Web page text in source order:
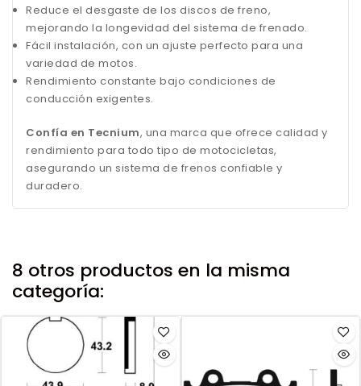
Reduce el desgaste de los discos de freno,
mejorando la longevidad del sistema de frenado.
Fácil instalación, con un ajuste perfecto para una
variedad de motos.
Rendimiento constante bajo condiciones de
conducción exigentes.
Confía en Tecnium, una marca que ofrece calidad y
rendimiento para todo tipo de motocicletas,
asegurando un sistema de frenos confiable y
duradero.
8 otros productos en la misma
categoría: